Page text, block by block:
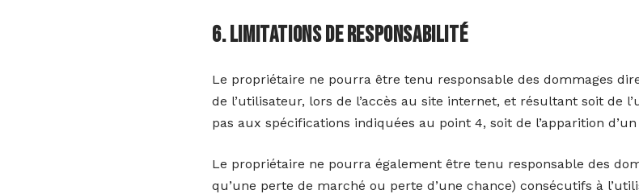
6. Limitations de responsabilité
Le propriétaire ne pourra être tenu responsable des dommages
de l’utilisateur, lors de l’accès au site internet, et résultant soit de
pas aux spécifications indiquées au point 4, soit de l’apparition
Le propriétaire ne pourra également être tenu responsable des
qu’une perte de marché ou perte d’une chance) consécutifs à